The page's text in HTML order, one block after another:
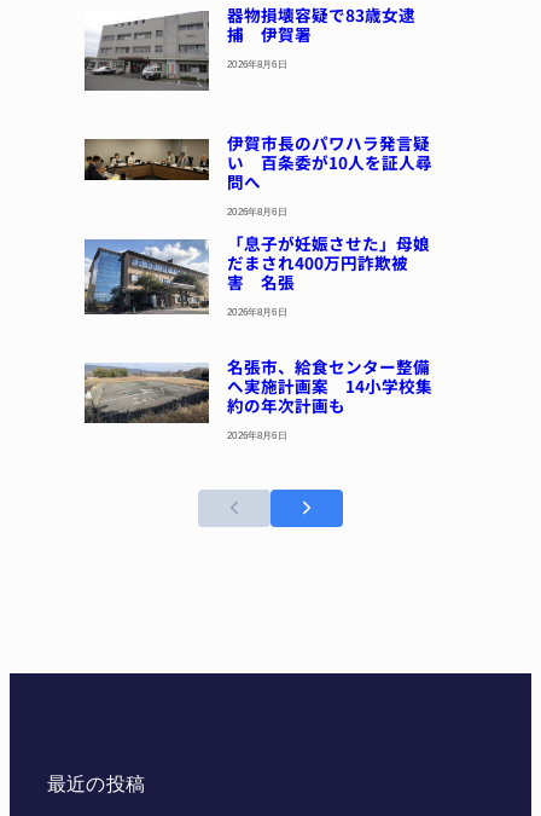
器物損壊容疑で83歳女逮
捕 伊賀署
2026年8月6日
伊賀市長のパワハラ発言疑
い 百条委が10人を証人尋
問へ
2026年8月6日
「息子が妊娠させた」母娘
だまされ400万円詐欺被
害 名張
2026年8月6日
名張市、給食センター整備
へ実施計画案 14小学校集
約の年次計画も
2026年8月6日
最近の投稿